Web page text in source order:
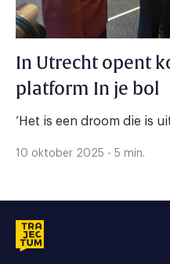
In Utrecht opent
platform In je bol
‘Het is een droom die is
10 oktober 2025 - 5 min.